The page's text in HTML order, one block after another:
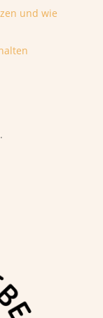
und wie